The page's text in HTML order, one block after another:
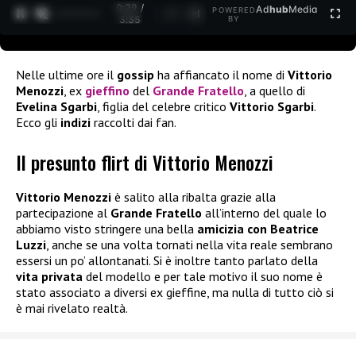
0:30 /
3:35
POWERED
BY
AdhubMedia
Nelle ultime ore il gossip ha affiancato il nome di Vittorio
Menozzi , ex gieffino del Grande Fratello , a quello di
Evelina Sgarbi , figlia del celebre critico Vittorio Sgarbi.
Ecco gli indizi raccolti dai fan.
Il presunto flirt di Vittorio Menozzi
Vittorio Menozzi è salito alla ribalta grazie alla
partecipazione al Grande Fratello all’interno del quale lo
abbiamo visto stringere una bella amicizia con Beatrice
Luzzi, anche se una volta tornati nella vita reale sembrano
essersi un po’ allontanati. Si è inoltre tanto parlato della
vita privata del modello e per tale motivo il suo nome è
stato associato a diversi ex gieffine, ma nulla di tutto ciò si
è mai rivelato realtà.